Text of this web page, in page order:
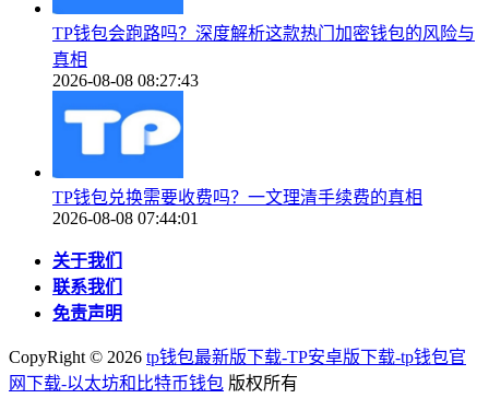
TP钱包会跑路吗？深度解析这款热门加密钱包的风险与
真相
2026-08-08 08:27:43
TP钱包兑换需要收费吗？一文理清手续费的真相
2026-08-08 07:44:01
关于我们
联系我们
免责声明
CopyRight © 2026 tp钱包最新版下载-TP安卓版下载-tp钱包官
网下载-以太坊和比特币钱包 版权所有